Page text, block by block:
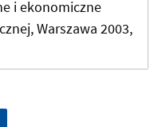
i ekonomiczne
Warszawa 2003,